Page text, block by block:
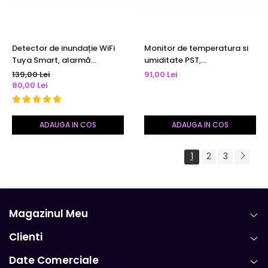
Detector de inundație WiFi
Tuya Smart, alarmă
acustică, notificări pe
telefon, compatibil Smart
Life, detector scurgeri apă
139,00 Lei
80,00 Lei
ADAUGA IN COS
Monitor de temperatura si
umiditate PST,
TuyaSmart/SmartLife App,
91,00 Lei
ADAUGA IN COS
1 2 3
Magazinul Meu
Clienti
Date Comerciale